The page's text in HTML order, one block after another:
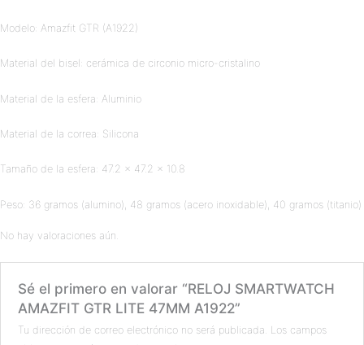
Modelo: Amazfit GTR (A1922)
Material del bisel: cerámica de circonio micro-cristalino
Material de la esfera: Aluminio
Material de la correa: Silicona
Tamaño de la esfera: 47.2 x 47.2 x 10.8
Peso: 36 gramos (alumino), 48 gramos (acero inoxidable), 40 gramos (titanio)
No hay valoraciones aún.
Sé el primero en valorar “RELOJ SMARTWATCH
AMAZFIT GTR LITE 47MM A1922”
Tu dirección de correo electrónico no será publicada. Los campos